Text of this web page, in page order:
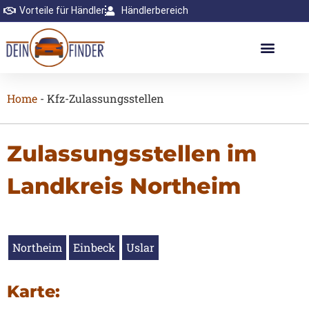
Vorteile für Händler Händlerbereich
Home - Kfz-Zulassungsstellen
Zulassungsstellen im
Landkreis Northeim
Northeim Einbeck Uslar
Karte: